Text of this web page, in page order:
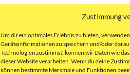
Zustimmung
Um dir ein optimales Erlebnis zu bieten,
Geräteinformationen zu speichern und/oder
Technologien zustimmst, können wir Daten wie
dieser Website verarbeiten. Wenn du deine
können bestimmte Merkmale und Funktionen